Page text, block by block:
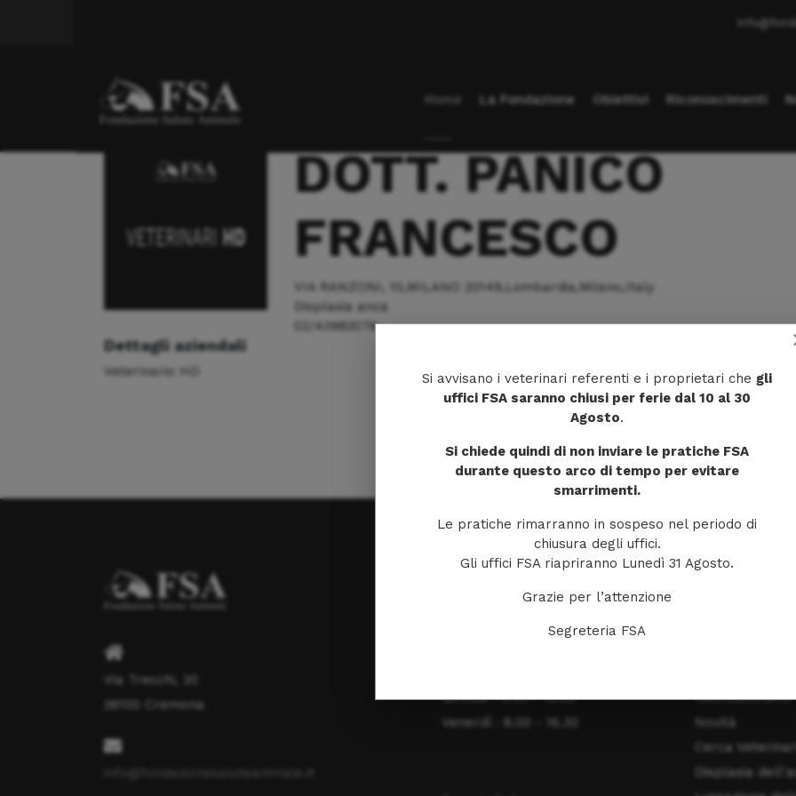
Home La Fondazione Obiettivi Riconoscimenti
Displasia anca
DOTT. PANICO FRANCESCO
DOTT. PANICO
FRANCESCO
VIA RANZONI, 10,MILANO 20149,Lombardia,Milano,Italy
Displasia anca
02/43983076
Dettagli aziendali
Veterinario HD
Via Trecchi, 20
26100 Cremona
ORARI DI APERTURA
Lunedì: 8.00 - 16.30
Giovedì : 8.00 - 16.30
Venerdì : 8.00 - 16.30
MENU
Riconoscimenti
Novità
Cerca
Displasia
Si avvisano i veterinari referenti e i proprietari che gli
uffici FSA saranno chiusi per ferie dal 10 al 30
Agosto.
Si chiede quindi di non inviare le pratiche FSA
durante questo arco di tempo per evitare
smarrimenti.
Le pratiche rimarranno in sospeso nel periodo di
chiusura degli uffici.
Gli uffici FSA riapriranno Lunedì 31 Agosto.
Grazie per l’attenzione
Segreteria FSA